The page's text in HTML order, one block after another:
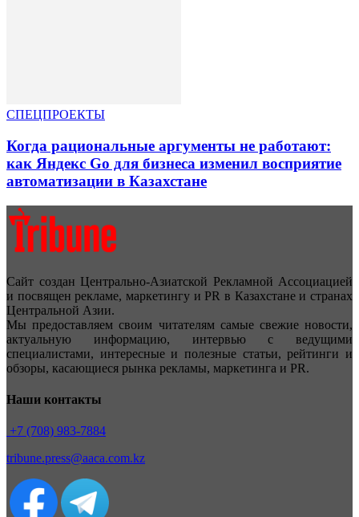
СПЕЦПРОЕКТЫ
Когда рациональные аргументы не работают:
как Яндекс Go для бизнеса изменил восприятие
автоматизации в Казахстане
Сайт создан Центрально-Азиатской Рекламной Ассоциацией
и посвящен рекламе, маркетингу и PR в Казахстане и странах
Центральной Азии.
Мы предоставляем своим читателям самые свежие новости,
актуальную информацию, интервью с ведущими
специалистами, интересные и полезные статьи, рейтинги и
обзоры, касающиеся рынка рекламы, маркетинга и PR.
Наши контакты
+7 (708) 983-7884
tribune.press@aaca.com.kz